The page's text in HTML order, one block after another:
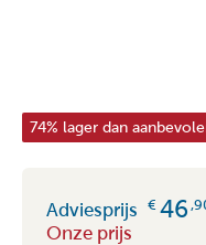
74% lager dan
Onze prijs
Adviesprijs € 46